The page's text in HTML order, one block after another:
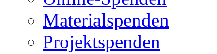
Materialspenden
Projektspenden